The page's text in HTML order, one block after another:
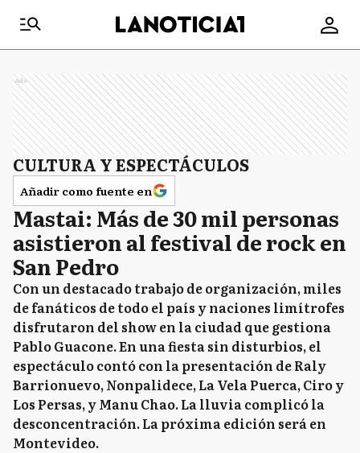
Ads
CULTURA Y ESPECTÁCULOS
Añadir como fuente en
Mastai: Más de 30 mil personas
asistieron al festival de rock en
San Pedro
Con un destacado trabajo de organización, miles
de fanáticos de todo el país y naciones limítrofes
disfrutaron del show en la ciudad que gestiona
Pablo Guacone. En una fiesta sin disturbios, el
espectáculo contó con la presentación de Raly
Barrionuevo, Nonpalidece, La Vela Puerca, Ciro y
Los Persas, y Manu Chao. La lluvia complicó la
desconcentración. La próxima edición será en
Montevideo.